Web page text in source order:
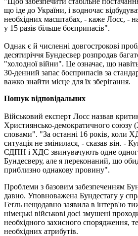
що іде до України, і водночас
необхідних масштабах, - каже Лосс, -
у 15 разів більше боєприпасів".
Однак є й численні довгострокові
десятиріччя Бундесвер розпродав
"холодної війни". Це означає, що
30-денний запас боєприпасів за
важко знайти місце для їх зберігання.
Пошук відповідальних
Військовий експерт Лосс назвав
Християнсько-демократичного
словами". "За останні 16 років, коли
ситуація не змінилася, - сказав він. -
СДПН і ХДС звинувачують одне
Бундесверу, але я переконаний, що
приблизно однакову провину".
Проблеми з базовим забезпеченням
давно. Уповноважена Бундестагу у
Геґль нещодавно заявила в інтерв'ю
німецькі військові досі змушені
необхідного захисного спорядження,
необхідних атрибутів.